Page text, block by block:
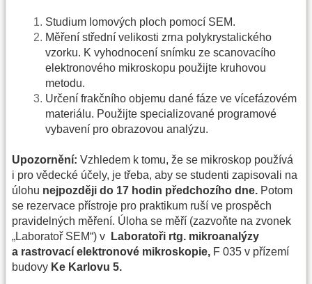
Studium lomových ploch pomocí SEM.
Měření střední velikosti zrna polykrystalického
vzorku. K vyhodnocení snímku ze scanovacího
elektronového mikroskopu použijte kruhovou
metodu.
Určení frakčního objemu dané fáze ve vícefázovém
materiálu. Použijte specializované programové
vybavení pro obrazovou analýzu.
Upozornění: Vzhledem k tomu, že se mikroskop používá
i pro vědecké účely, je třeba, aby se studenti zapisovali na
úlohu nejpozději do 17 hodin předchozího dne. Potom
se rezervace přístroje pro praktikum ruší ve prospěch
pravidelných měření. Úloha se měří (zazvoňte na zvonek
„Laboratoř SEM“) v
Laboratoři rtg. mikroanalýzy
a rastrovací elektronové mikroskopie, F 035 v přízemí
budovy Ke Karlovu 5.